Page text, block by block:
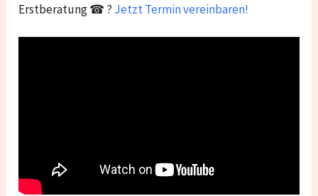
Erstberatung ☎ ? Jetzt Termin vereinbaren!